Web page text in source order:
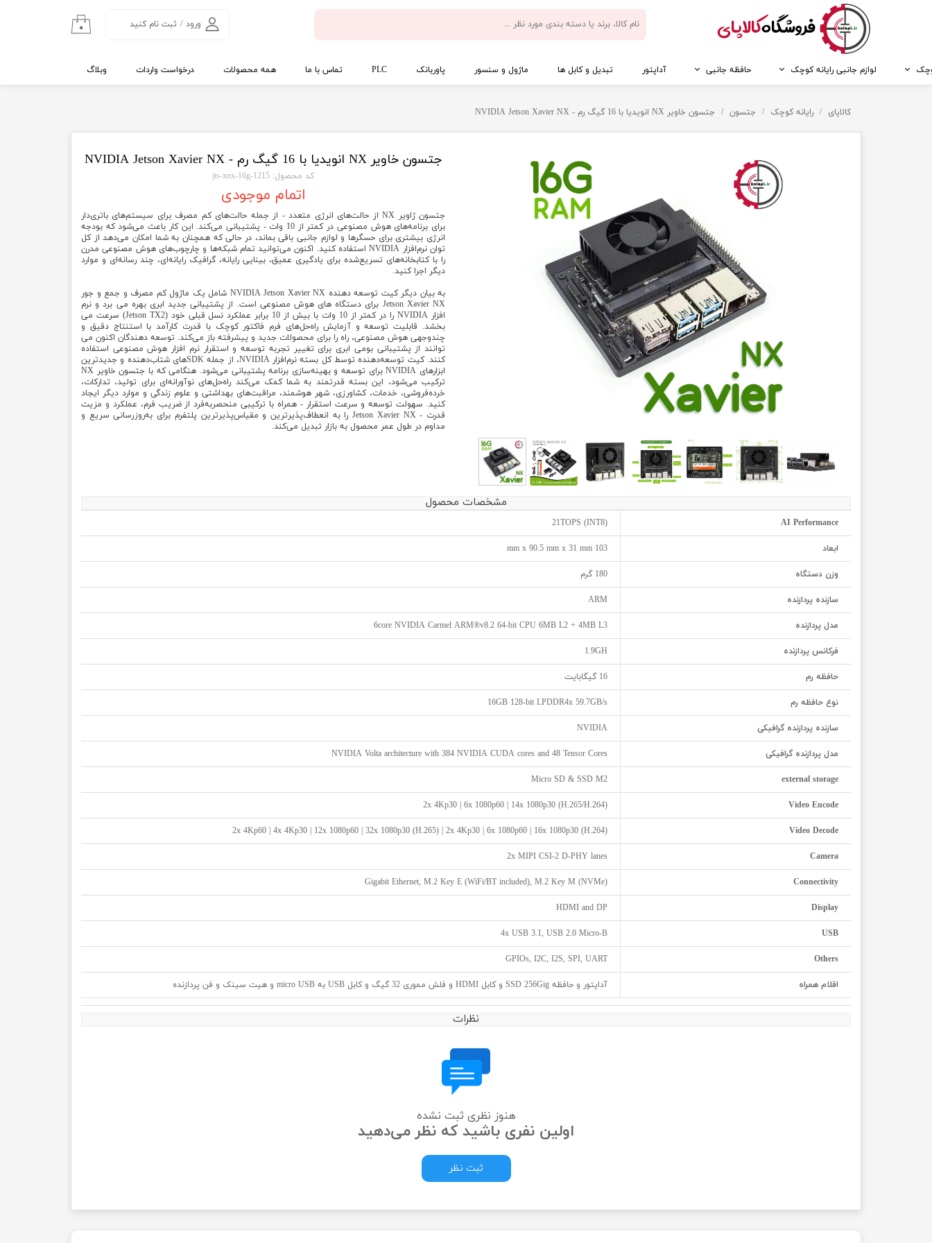
​فروشگاهکالاپای ورود / ثبت نام کنید
تغییر گذر واژه
کاربری
۰
لوازم جانبی رایانه کوچک حافظه جانبی آداپتور تبدیل و کابل ها ماژول و سنسور پاوربانک PLC تماس با ما همه محصولات درخواست واردات وبلاگ
کالاپای رایانه کوچک جتسون جتسون خاویر NX انویدیا با 16 گیگ رم - NVIDIA Jetson Xavier NX
جتسون خاویر NX انویدیا با 16 گیگ رم - NVIDIA Jetson Xavier NX
کد محصول: 1215-jts-xnx-16g
اتمام موجودی
جتسون ژاویر NX از حالت‌های انرژی متعدد - از جمله حالت‌های کم مصرف برای سیستم‌های باتری‌دار
برای برنامه‌های هوش مصنوعی در کمتر از 10 وات - پشتیبانی می‌کند. این کار باعث می‌شود که بودجه
انرژی بیشتری برای حسگرها و لوازم جانبی باقی بماند، در حالی که همچنان به شما امکان می‌دهد از کل
توان نرم‌افزار NVIDIA استفاده کنید. اکنون می‌توانید تمام شبکه‌ها و چارچوب‌های هوش مصنوعی مدرن
را با کتابخانه‌های تسریع‌شده برای یادگیری عمیق، بینایی رایانه، گرافیک رایانه‌ای، چند رسانه‌ای و موارد
دیگر اجرا کنید.
به بیان دیگر کیت توسعه دهنده NVIDIA Jetson Xavier NX شامل یک ماژول کم مصرف و جمع و جور
Jetson Xavier NX برای دستگاه های هوش مصنوعی است. از پشتیبانی جدید ابری بهره می برد و نرم
افزار NVIDIA را در کمتر از 10 وات با بیش از 10 برابر عملکرد نسل قبلی خود (Jetson TX2) سرعت می
بخشد. قابلیت توسعه و آزمایش راه‌حل‌های فرم فاکتور کوچک با قدرت کارآمد با استنتاج دقیق و
چندوجهی هوش مصنوعی، راه را برای محصولات جدید و پیشرفته باز می‌کند. توسعه دهندگان اکنون می
توانند از پشتیبانی بومی ابری برای تغییر تجربه توسعه و استقرار نرم افزار هوش مصنوعی استفاده
کنند. کیت توسعه‌دهنده توسط کل بسته نرم‌افزار NVIDIA، از جمله SDK‌های شتاب‌دهنده و جدیدترین
ابزارهای NVIDIA برای توسعه و بهینه‌سازی برنامه پشتیبانی می‌شود. هنگامی که با جتسون خاویر NX
ترکیب می‌شود، این بسته قدرتمند به شما کمک می‌کند راه‌حل‌های نوآورانه‌ای برای تولید، تدارکات،
خرده‌فروشی، خدمات، کشاورزی، شهر هوشمند، مراقبت‌های بهداشتی و علوم زندگی و موارد دیگر ایجاد
کنید. سهولت توسعه و سرعت استقرار - همراه با ترکیبی منحصربه‌فرد از ضریب فرم، عملکرد و مزیت
قدرت - Jetson Xavier NX را به انعطاف‌پذیرترین و مقیاس‌پذیرترین پلتفرم برای به‌روزرسانی سریع و
مداوم در طول عمر محصول به بازار تبدیل می‌کند.
مشخصات محصول
AI Performance
21TOPS (INT8)
ابعاد 103 mm x 90.5 mm x 31 mm
وزن دستگاه 180 گرم
سازنده پردازنده ARM
مدل پردازنده 6core NVIDIA Carmel ARM®v8.2 64-bit CPU 6MB L2 + 4MB L3
فرکانس پردازنده 1.9GH
حافظه رم 16 گیگابایت
نوع حافظه رم 16GB 128-bit LPDDR4x 59.7GB/s
سازنده پردازنده گرافیکی NVIDIA
مدل پردازنده گرافیکی NVIDIA Volta architecture with 384 NVIDIA CUDA cores and 48 Tensor Cores
external storage
Micro SD & SSD M2
Video Encode
2x 4Kp30 | 6x 1080p60 | 14x 1080p30 (H.265/H.264)
Video Decode
2x 4Kp60 | 4x 4Kp30 | 12x 1080p60 | 32x 1080p30 (H.265) | 2x 4Kp30 | 6x 1080p60 | 16x 1080p30 (H.264)
Camera
2x MIPI CSI-2 D-PHY lanes
Connectivity
Gigabit Ethernet, M.2 Key E (WiFi/BT included), M.2 Key M (NVMe)
Display
HDMI and DP
USB
4x USB 3.1, USB 2.0 Micro-B
Others
GPIOs, I2C, I2S, SPI, UART
اقلام همراه آداپتور و حافظه SSD 256Gig و کابل HDMI و فلش مموری 32 گیگ و کابل USB به micro USB و هیت سینک و فن پردازنده
نظرات
هنوز نظری ثبت نشده
اولین نفری باشید که نظر می‌دهید
ثبت نظر